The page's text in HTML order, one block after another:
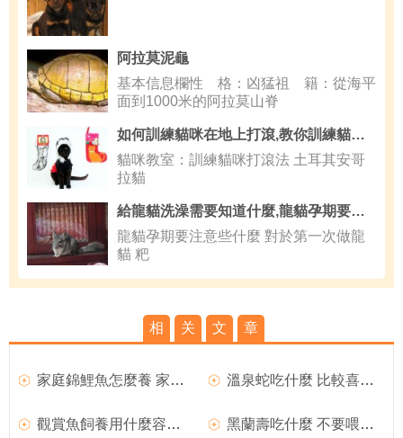
阿拉莫泥龜
基本信息欄性 格：凶猛祖 籍：從海平
面到1000米的阿拉莫山脊
如何訓練貓咪在地上打滾,教你訓練貓咪打滾的方法
貓咪教室：訓練貓咪打滾法 土耳其安哥
拉貓
給龍貓洗澡需要知道什麼,龍貓孕期要注意些什麼
龍貓孕期要注意些什麼 對於第一次做龍
貓 粑
相 关 文 章
家庭錦鯉魚怎麼養 家庭錦鯉魚飼養方法 溫泉蛇吃什麼 比較喜歡吃一些老鼠或魚
觀賞魚飼養用什麼容器 用得最廣的是水族箱 黑蘭壽吃什麼 不要喂買來的劣質金魚飼料